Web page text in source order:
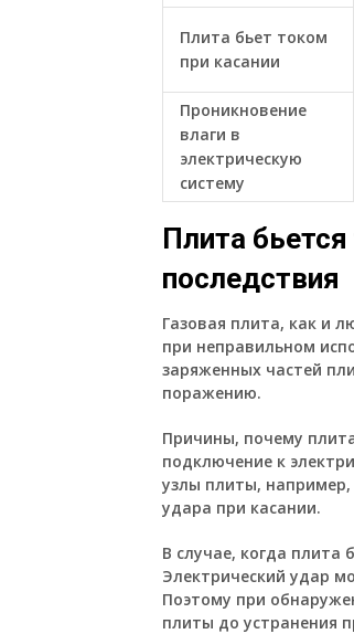
Плита бьет током
при касании
Проникновение
влаги в
электрическую
систему
Плита
последствия
Газовая плита, как и
при неправильном
заряженных частей
поражению.
Причины, почему
подключение к
узлы плиты, например,
удара при касании.
В случае, когда плита
Электрический удар
Поэтому при
плиты до устранения